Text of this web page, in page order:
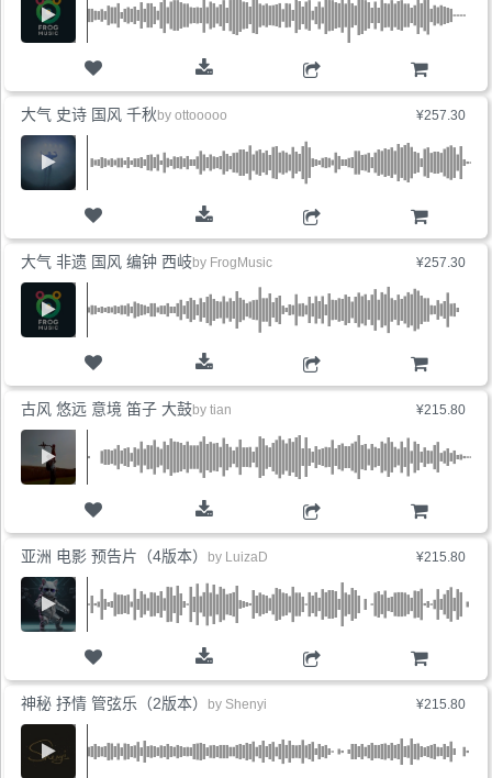
购物车
¥257.30
购物车
大气 史诗 国风 千秋 by ottooooo
¥257.30
购物车
大气 非遗 国风 编钟 西岐by FrogMusic
¥215.80
购物车
古风 悠远 意境 笛子 大鼓by tian
¥215.80
购物车
亚洲 电影 预告片（4版本） by LuizaD
¥215.80
神秘 抒情 管弦乐（2版本） by Shenyi